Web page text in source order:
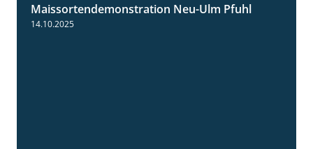
7:10
Maissortendemonstration Neu-Ulm Pfuhl
14.10.2025